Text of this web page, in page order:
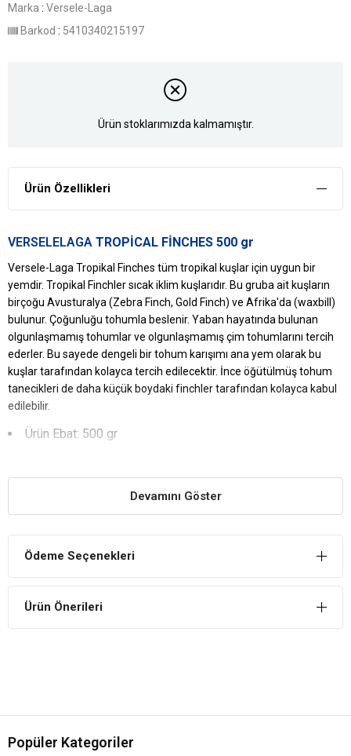
Marka : Versele-Laga
Barkod : 5410340215197
Ürün stoklarımızda kalmamıştır.
Ürün Özellikleri
VERSELELAGA TROPİCAL FİNCHES 500 gr
Versele-Laga Tropikal Finches tüm tropikal kuşlar için uygun bir
yemdir. Tropikal Finchler sıcak iklim kuşlarıdır. Bu gruba ait kuşların
birçoğu Avusturalya (Zebra Finch, Gold Finch) ve Afrika'da (waxbill)
bulunur. Çoğunluğu tohumla beslenir. Yaban hayatında bulunan
olgunlaşmamış tohumlar ve olgunlaşmamış çim tohumlarını tercih
ederler. Bu sayede dengeli bir tohum karışımı ana yem olarak bu
kuşlar tarafından kolayca tercih edilecektir. İnce öğütülmüş tohum
tanecikleri de daha küçük boydaki finchler tarafından kolayca kabul
edilebilir.
Ürün Ebat: 500 gr
Bağırsak enfeksiyonlarını ve ishal oluşumunu engeller.
İçerisinde bulunan yüksek besinler sayesinde canlılık sağlar.
Sindirim sistemini düzenleyerek vücuttaki toksit maddeleri emer.
Kırmızı Panicum
Devamını Göster
Ödeme Seçenekleri
Ürün Önerileri
Popüler Kategoriler